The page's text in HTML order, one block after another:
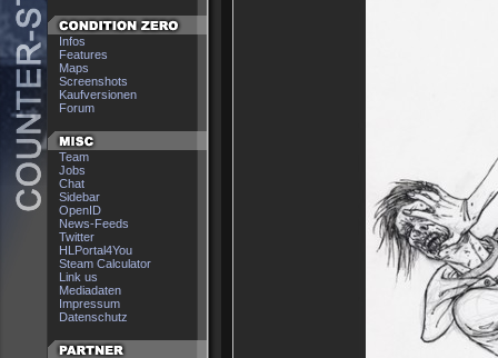
Infos
Features
Maps
Screenshots
Kaufversionen
Forum
Team
Jobs
Chat
Sidebar
OpenID
News-Feeds
Twitter
HLPortal4You
Steam Calculator
Link us
Mediadaten
Impressum
Datenschutz